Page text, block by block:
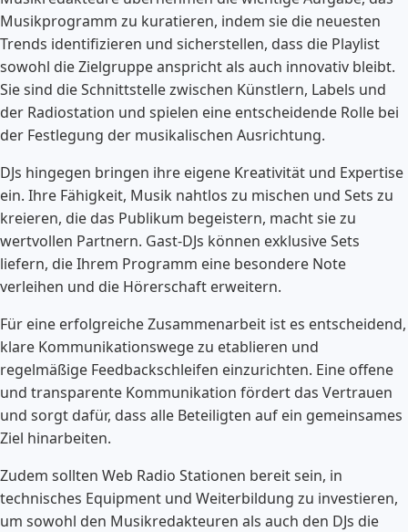
Musikprogramm zu kuratieren, indem sie die neuesten
Trends identifizieren und sicherstellen, dass die Playlist
sowohl die Zielgruppe anspricht als auch innovativ bleibt.
Sie sind die Schnittstelle zwischen Künstlern, Labels und
der Radiostation und spielen eine entscheidende Rolle bei
der Festlegung der musikalischen Ausrichtung.
DJs hingegen bringen ihre eigene Kreativität und Expertise
ein. Ihre Fähigkeit, Musik nahtlos zu mischen und Sets zu
kreieren, die das Publikum begeistern, macht sie zu
wertvollen Partnern. Gast-DJs können exklusive Sets
liefern, die Ihrem Programm eine besondere Note
verleihen und die Hörerschaft erweitern.
Für eine erfolgreiche Zusammenarbeit ist es entscheidend,
klare Kommunikationswege zu etablieren und
regelmäßige Feedbackschleifen einzurichten. Eine offene
und transparente Kommunikation fördert das Vertrauen
und sorgt dafür, dass alle Beteiligten auf ein gemeinsames
Ziel hinarbeiten.
Zudem sollten Web Radio Stationen bereit sein, in
technisches Equipment und Weiterbildung zu investieren,
um sowohl den Musikredakteuren als auch den DJs die